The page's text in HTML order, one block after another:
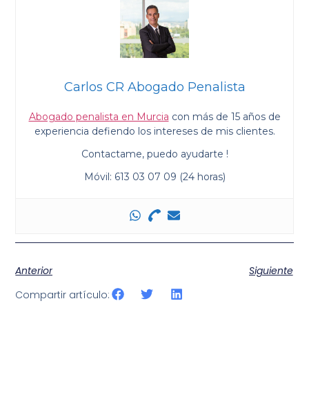
Carlos CR Abogado Penalista
Abogado penalista en Murcia con más de 15 años de
experiencia defiendo los intereses de mis clientes.
Contactame, puedo ayudarte !
Móvil: 613 03 07 09 (24 horas)
Anterior
Siguiente
Compartir artículo: